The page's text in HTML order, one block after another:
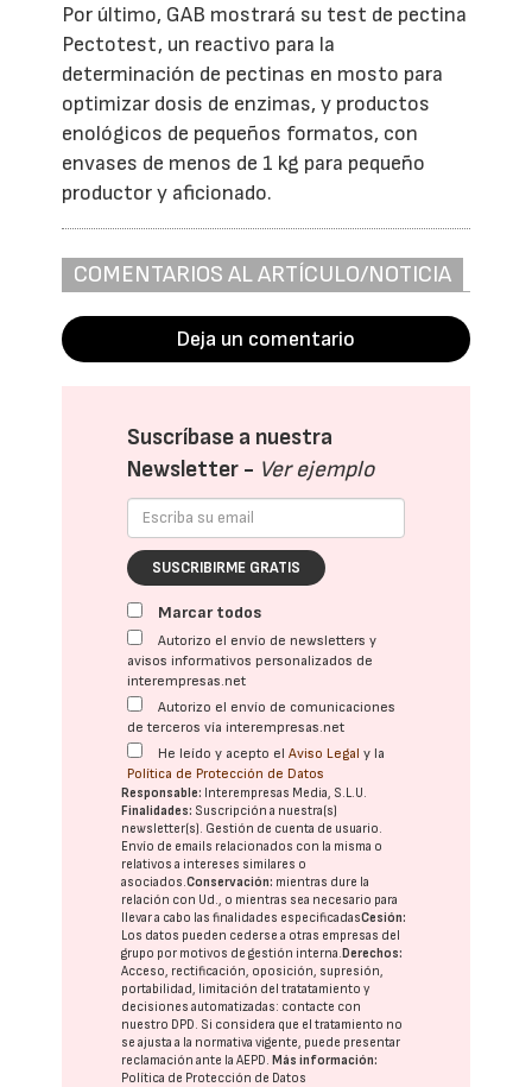
Por último, GAB mostrará su test de pectina
Pectotest, un reactivo para la
determinación de pectinas en mosto para
optimizar dosis de enzimas, y productos
enológicos de pequeños formatos, con
envases de menos de 1 kg para pequeño
productor y aficionado.
COMENTARIOS AL ARTÍCULO/NOTICIA
Deja un comentario
Suscríbase a nuestra
Newsletter - Ver ejemplo
SUSCRIBIRME GRATIS
Marcar todos
Autorizo el envío de newsletters y
avisos informativos personalizados de
interempresas.net
Autorizo el envío de comunicaciones
de terceros vía interempresas.net
He leído y acepto elAviso Legal y la
Política de Protección de Datos
Responsable: Interempresas Media, S.L.U.
Finalidades: Suscripción a nuestra(s)
newsletter(s). Gestión de cuenta de usuario.
Envío de emails relacionados con la misma o
relativos a intereses similares o
asociados.Conservación: mientras dure la
relación con Ud., o mientras sea necesario para
llevar a cabo las finalidades especificadasCesión:
Los datos pueden cederse a otras empresas del
grupo por motivos de gestión interna.Derechos:
Acceso, rectificación, oposición, supresión,
portabilidad, limitación del tratatamiento y
decisiones automatizadas: contacte con
nuestro DPD. Si considera que el tratamiento no
se ajusta a la normativa vigente, puede presentar
reclamación ante laAEPD.Más información:
Política de Protección de Datos